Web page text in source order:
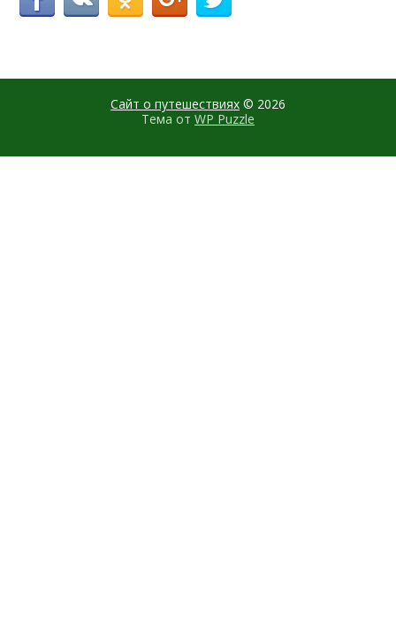
Сайт о путешествиях © 2026
Тема от WP Puzzle